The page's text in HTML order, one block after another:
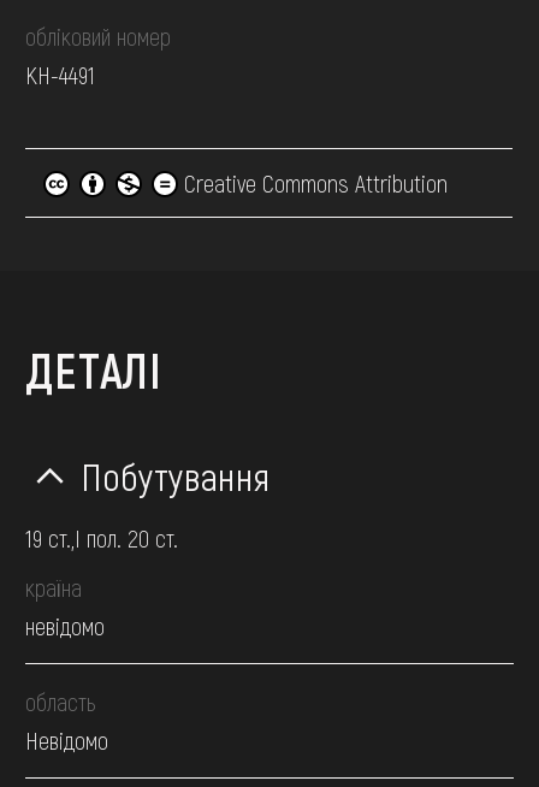
обліковий номер
КН-4491
Creative Commons Attribution
ДЕТАЛІ
Побутування
19 ст.,І пол. 20 ст.
країна
невідомо
область
Невідомо